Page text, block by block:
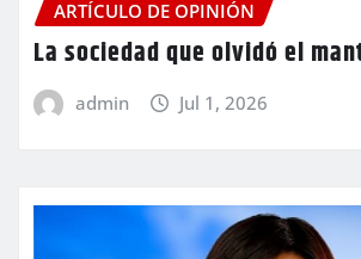
ARTÍCULO DE OPINIÓN
La sociedad que olvidó el
admin Jul 1, 2026